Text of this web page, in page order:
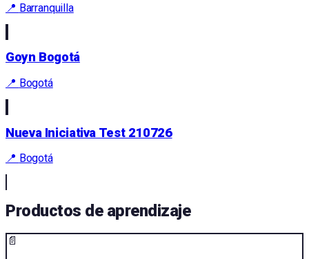
📍 Barranquilla
Goyn Bogotá
📍 Bogotá
Nueva Iniciativa Test 210726
📍 Bogotá
Productos de aprendizaje
📄